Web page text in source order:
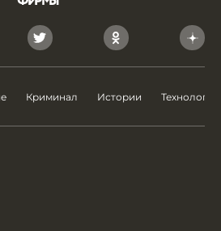
Криминал Истории Технологии